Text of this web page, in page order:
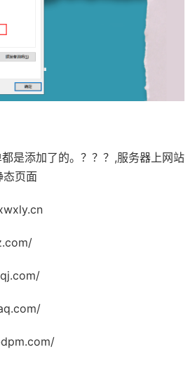
是添加了的。？？？,服务器上网站
态页面